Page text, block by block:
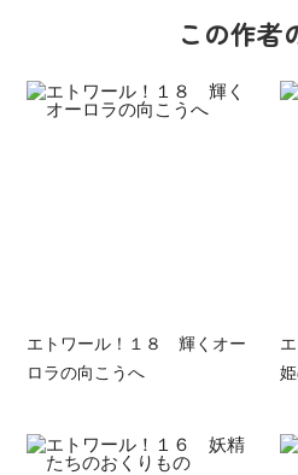
この作者
エトワール！１８ 輝くオー
ロラの向こうへ